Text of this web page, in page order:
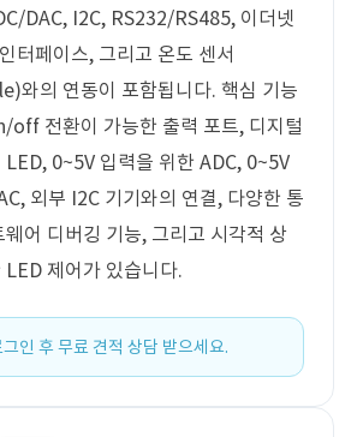
DAC, I2C, RS232/RS485, 이더넷
터페이스, 그리고 온도 센서
와의 연동이 포함됩니다. 핵심 기능
off 전환이 가능한 출력 포트, 디지털
LED, 0~5V 입력을 위한 ADC, 0~5V
외부 I2C 기기와의 연결, 다양한 통
웨어 디버깅 기능, 그리고 시각적 상
LED 제어가 있습니다.
인 후 무료 견적 상담 받으세요.